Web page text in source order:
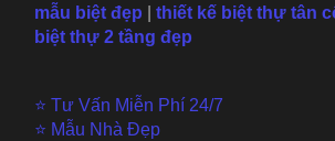
mẫu biệt đẹp thiết kế biệt thự tân
biệt thự 2 tầng đẹp
⭐ Tư Vấn Miễn Phí 24/7
⭐ Mẫu Nhà Đẹp